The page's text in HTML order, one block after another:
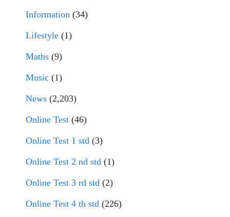
Information (34)
Lifestyle (1)
Maths (9)
Music (1)
News (2,203)
Online Test (46)
Online Test 1 std (3)
Online Test 2 nd std (1)
Online Test 3 rd std (2)
Online Test 4 th std (226)